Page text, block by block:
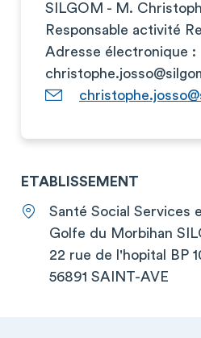
SILGOM - M.
Responsable activité
Adresse électronique :
ETABLISSEMENT
Santé Social Services
Golfe du Morbihan
22 rue de l'hopital BP
56891 SAINT-AVE